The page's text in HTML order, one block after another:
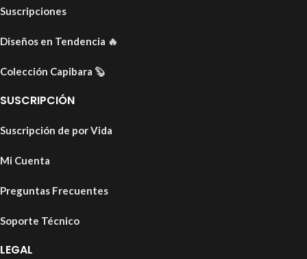
Suscripciones
Diseños en Tendencia 🔥
Colección Capibara 🦫
SUSCRIPCIÓN
Suscripción de por Vida
Mi Cuenta
Preguntas Frecuentes
Soporte Técnico
LEGAL